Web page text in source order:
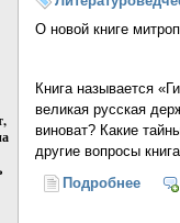
О новой книге
Книга называется
великая русская
виноват? Какие
другие вопросы
Подробнеео